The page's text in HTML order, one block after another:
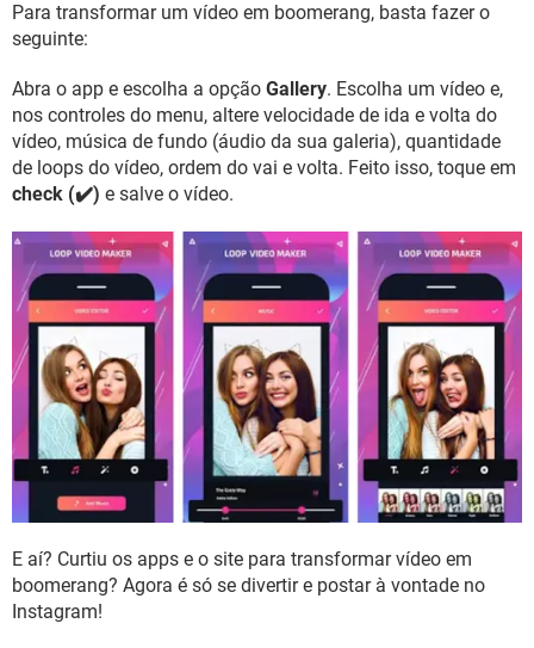
Para transformar um vídeo em boomerang, basta fazer o
seguinte:
Abra o app e escolha a opção Gallery. Escolha um vídeo e,
nos controles do menu, altere velocidade de ida e volta do
vídeo, música de fundo (áudio da sua galeria), quantidade
de loops do vídeo, ordem do vai e volta. Feito isso, toque em
check (✔️) e salve o vídeo.
E aí? Curtiu os apps e o site para transformar vídeo em
boomerang? Agora é só se divertir e postar à vontade no
Instagram!